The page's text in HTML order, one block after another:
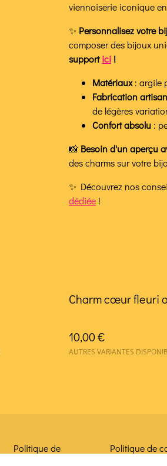
viennoiserie iconique
✨ Personnalisez votre
composer des bijoux
supportici !
Matériaux: argile
Fabrication
de légères
Confort absolu :
📸 Besoin d'un aperçu
des charms sur votre
✨ Découvrez nos
dédiée !
Charm cœur fleuri
10,00 €
AUTRES VARIANTES
Politique de
Politique de